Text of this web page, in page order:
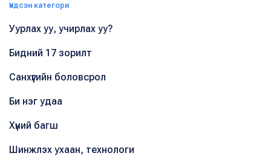
Үндсэн категори
Уурлах уу, учирлах уу?
Бидний 17 зорилт
Санхүүгийн боловсрол
Би нэг удаа
Хүний багш
Шинжлэх ухаан, технологи